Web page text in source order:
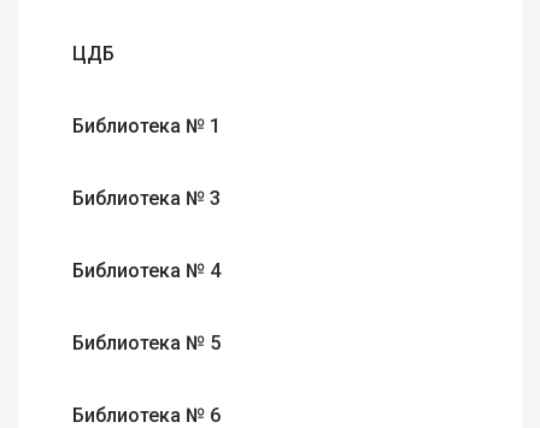
ЦДБ
Библиотека № 1
Библиотека № 3
Библиотека № 4
Библиотека № 5
Библиотека № 6